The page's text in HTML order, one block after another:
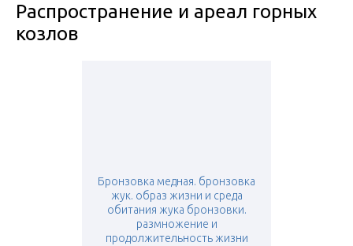
Распространение и ареал горных
козлов
Бронзовка медная. бронзовка
жук. образ жизни и среда
обитания жука бронзовки.
размножение и
продолжительность жизни